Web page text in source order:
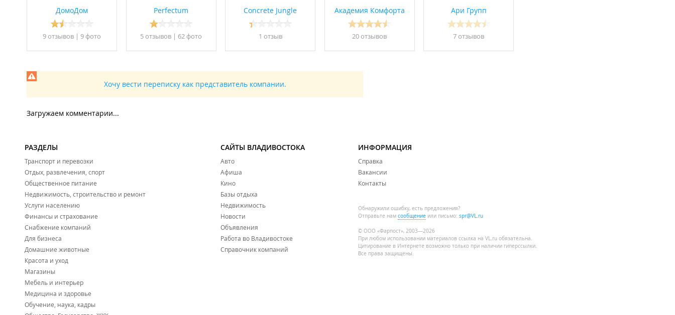
ДомоДом
9 отзывов | 9 фото
Perfectum
5 отзывов | 62 фото
Concrete Jungle
1 отзыв
Академия Комфорта
20 отзывов
Ари Групп
7 отзывов
Хочу вести переписку как представитель компании.
Загружаем комментарии...
РАЗДЕЛЫ
Транспорт и перевозки
Отдых, развлечения, спорт
Общественное питание
Недвижимость, строительство и ремонт
Услуги населению
Финансы и страхование
Снабжение компаний
Для бизнеса
Домашние животные
Красота и уход
Магазины
Мебель и интерьер
Медицина и здоровье
Обучение, наука, кадры
САЙТЫ ВЛАДИВОСТОКА
Авто
Афиша
Кино
Базы отдыха
Недвижимость
Новости
Объявления
Работа во Владивостоке
Справочник компаний
ИНФОРМАЦИЯ
Справка
Вакансии
Контакты
Обнаружили ошибку, есть предложения?
Отправьте нам сообщение или письмо: spr@VL.ru
© ООО «Фарпост», 2003—2026
При любом использовании материалов ссылка на VL.ru обязательна.
Цитирование в Интернете возможно только при наличии гиперссылки.
Все права защищены.